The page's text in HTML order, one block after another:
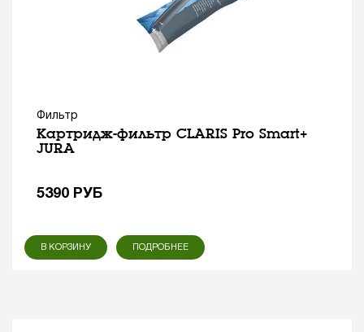
Фильтр
Картридж-фильтр CLARIS Pro Smart+
JURA
5390 РУБ
В КОРЗИНУ ПОДРОБНЕЕ